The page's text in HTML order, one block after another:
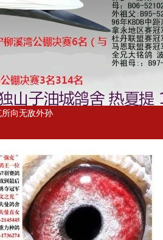
所向无敌外孙